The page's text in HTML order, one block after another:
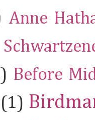
Anne
Before
(1)